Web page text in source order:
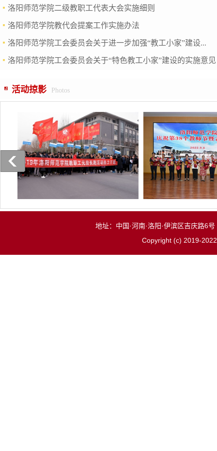
洛阳师范学院二级教职工代表大会实施细则
洛阳师范学院教代会提案工作实施办法
洛阳师范学院工会委员会关于进一步加强“教工小家”建设...
洛阳师范学院工会委员会关于“特色教工小家”建设的实施意见
活动掠影 Photos
地址：中国·河南·洛阳·伊滨区吉庆
Copyright (c) 2019-